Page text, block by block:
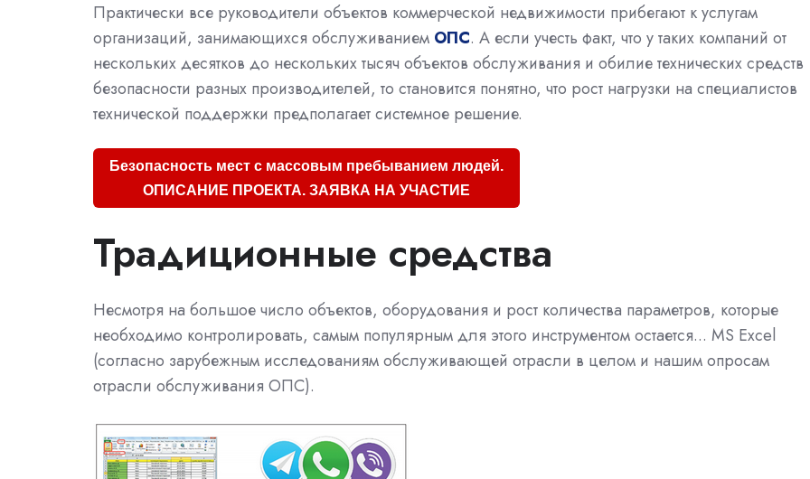
Практически все руководители объектов коммерческой недвижимости прибегают к услугам
организаций, занимающихся обслуживанием ОПС. А если учесть факт, что у таких компаний от
нескольких десятков до нескольких тысяч объектов обслуживания и обилие технических средств
безопасности разных производителей, то становится понятно, что рост нагрузки на специалистов
технической поддержки предполагает системное решение.
Безопасность мест с массовым пребыванием людей.
ОПИСАНИЕ ПРОЕКТА. ЗАЯВКА НА УЧАСТИЕ
Традиционные средства
Несмотря на большое число объектов, оборудования и рост количества параметров, которые
необходимо контролировать, самым популярным для этого инструментом остается... MS Excel
(согласно зарубежным исследованиям обслуживающей отрасли в целом и нашим опросам
отрасли обслуживания ОПС).